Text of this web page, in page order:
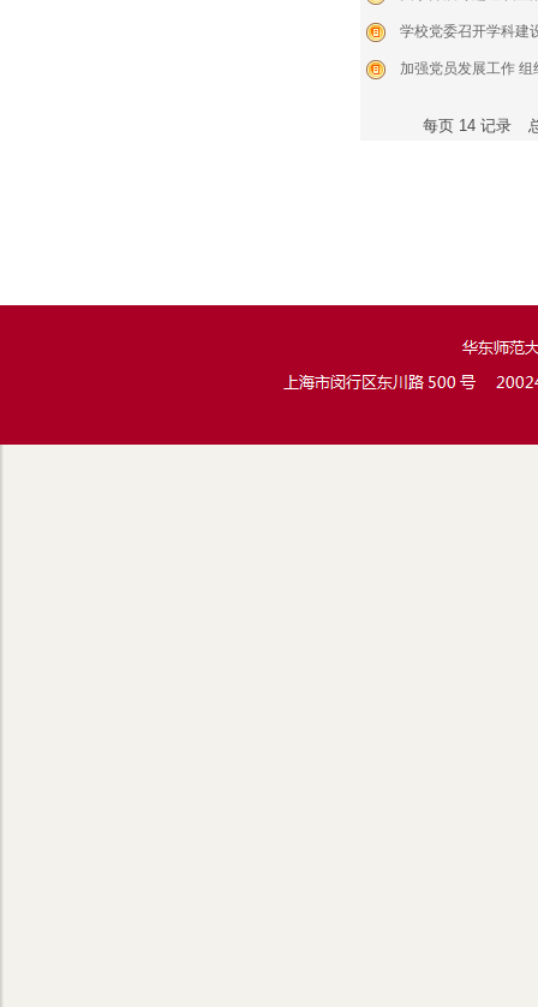
学校党委召开学科建
加强党员发展工作
每页 14 记录